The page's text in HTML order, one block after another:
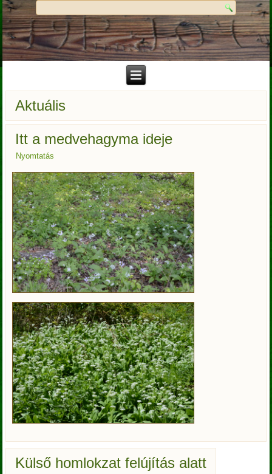
Aktuális
Itt a medvehagyma ideje
Nyomtatás
Külső homlokzat felújítás alatt